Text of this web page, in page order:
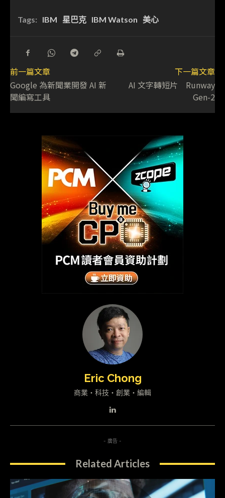
Tags: IBM 星巴克 IBM Watson 美心
前一篇文章
Google 為新聞業開發 AI 新
聞編寫工具
下一篇文章
AI 文字轉短片 Runway
Gen-2
Eric Chong
商業・科技・創業・編輯
- 廣告 -
Related Articles